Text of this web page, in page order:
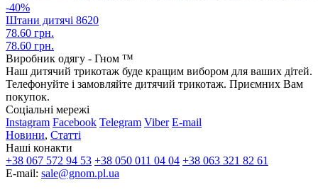
-40%
Штани дитячі 8620
78.60 грн.
78.60 грн.
Виробник одягу - Гном ™
Наш дитячий трикотаж буде кращим вибором для ваших дітей.
Телефонуйте і замовляйте дитячий трикотаж. Приємних Вам
покупок.
Соціальні мережі
Instagram Facebook Telegram Viber E-mail
Новини, Статті
Наші конакти
+38 067 572 94 53 +38 050 011 04 04 +38 063 321 82 61
E-mail: sale@gnom.pl.ua